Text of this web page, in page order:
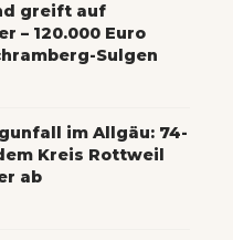
greift auf
– 120.000 Euro
Sulgen
im Allgäu: 74-
Kreis Rottweil
ab